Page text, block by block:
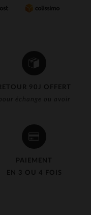
90J OFFERT
échange ou avoir
PAIEMENT
EN 3 OU 4 FOIS